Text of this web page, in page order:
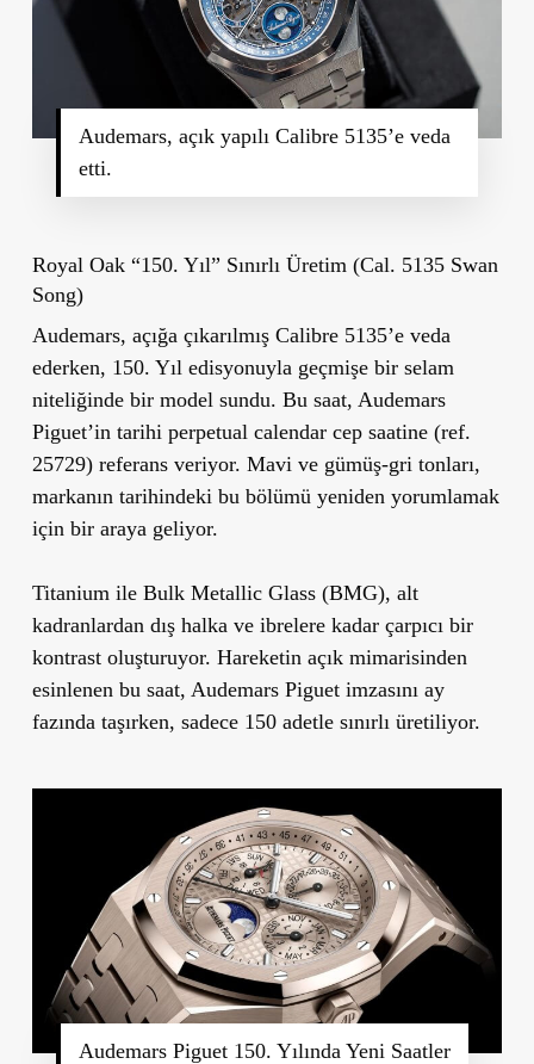
Audemars, açık yapılı Calibre 5135’e veda
etti.
Royal Oak “150. Yıl” Sınırlı Üretim (Cal. 5135 Swan
Song)
Audemars, açığa çıkarılmış Calibre 5135’e veda
ederken, 150. Yıl edisyonuyla geçmişe bir selam
niteliğinde bir model sundu. Bu saat, Audemars
Piguet’in tarihi perpetual calendar cep saatine (ref.
25729) referans veriyor. Mavi ve gümüş-gri tonları,
markanın tarihindeki bu bölümü yeniden yorumlamak
için bir araya geliyor.
Titanium ile Bulk Metallic Glass (BMG), alt
kadranlardan dış halka ve ibrelere kadar çarpıcı bir
kontrast oluşturuyor. Hareketin açık mimarisinden
esinlenen bu saat, Audemars Piguet imzasını ay
fazında taşırken, sadece 150 adetle sınırlı üretiliyor.
Audemars Piguet 150. Yılında Yeni Saatler